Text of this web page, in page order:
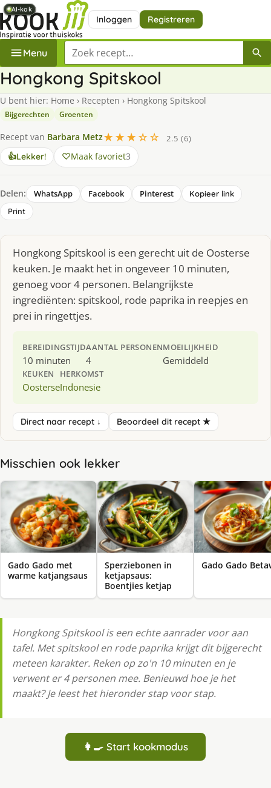
Inloggen Registreren
Menu Zoek een recept
Hongkong Spitskool
U bent hier: Home › Recepten › Hongkong Spitskool
Bijgerechten Groenten
Recept van Barbara Metz★★★☆☆
2.5 (6)
👍Lekker! Maak favoriet3
Delen: WhatsApp Facebook Pinterest
Kopieer link
Print
Hongkong Spitskool is een gerecht uit de Oosterse
keuken. Je maakt het in ongeveer 10 minuten,
genoeg voor 4 personen. Belangrijkste
ingrediënten: spitskool, rode paprika in reepjes en
prei in ringettjes.
BEREIDINGSTIJD
10 minuten
AANTAL PERSONEN
4
MOEILIJKHEID
Gemiddeld
KEUKEN
Oosterse
HERKOMST
Indonesie
Direct naar recept ↓ Beoordeel dit recept ★
Misschien ook lekker
AI-kok
Gado Gado met
warme katjangsaus
AI-kok
Sperziebonen in
ketjapsaus:
Boentjies ketjap
AI-kok
Gado Gado
AI-kok
AI-kok
AI-kok
Hongkong Spitskool is een echte aanrader voor aan
tafel. Met spitskool en rode paprika krijgt dit bijgerecht
meteen karakter. Reken op zo'n 10 minuten en je
verwent er 4 personen mee. Benieuwd hoe je het
maakt? Je leest het hieronder stap voor stap.
👩‍🍳 Start kookmodus